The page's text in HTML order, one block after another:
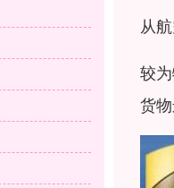
从
较
货